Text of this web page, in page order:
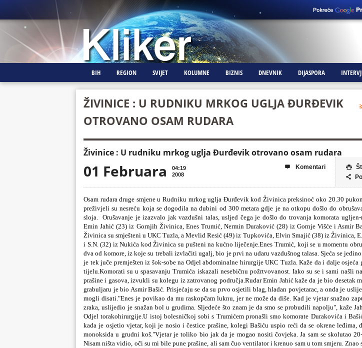
BIH REGION SVIJET KOLUMNE BIZNIS DNEVNIK DIJASPORA
ŽIVINICE : U RUDNIKU MRKOG UGLJA ĐURĐEVIK
OTROVANO OSAM RUDARA
Živinice : U rudniku mrkog uglja Đurđevik otrovano osam rudara
01 Februara
04:19
2008


 Komentari
Osam rudara druge smjene u Rudniku mrkog uglja Đurđevik kod Živinica preksinoć oko 20.30
preživjeli su nesreću koja se dogodila na dubini od 300 metara gdje je na otkopu došlo do
sloja.Orušavanje je izazvalo jak vazdušni talas, usljed čega je došlo do trovanja komorata
Emin Jahić (23) iz Gornjih Živinica, Enes Trumić, Nermin Duraković (28) iz Gornje Višće i Asmir
Živinica su smješteni u UKC Tuzla, a Mevlid Resić (49) iz Tupkovića, Elvin Smajić (38) iz Živinica,
i S.N. (32) iz Nukića kod Živinica su pušteni na kućno liječenje.Enes Trumić, koji se u momentu
dva od komore, iz koje su trebali izvlačiti ugalj, bio je prvi na udaru vazdušnog talasa. Sjeća se
je tek juče premješten iz šok-sobe na Odjel abdominalne hirurgije UKC Tuzla. Kaže da i dalje osjeća
tijelu.Komorati su u spasavanju Trumića iskazali nesebičnu požrtvovanost. Iako su se i sami našli
prašine i gasova, izvukli su kolegu iz zatrovanog područja.Rudar Emin Jahić kaže da je bio desetak
grabuljaru je bio Asmir Bašić. Prisjećaju se da su prvo osjetili blag, hladan povjetarac, a onda je
mogli disati."Enes je povikao da mu raskopčam luknu, jer ne može da diše. Kad je vjetar snažno
zraka, uslijedio je snažan bol u grudima. Sljedeće što znam je da smo se probudili napolju", kaže
Odjel torakohirurgije.U istoj bolesničkoj sobi s Trumićem pronašli smo komorate Durakovića i
kada je osjetio vjetar, koji je nosio ičestice prašine, kolegi Bašiću uspio reći da se okrene leđima,
monoksida u grudni koš."Vjetar je toliko bio jak da je mogao nositi čovjeka. Ja sam se skolutao
Nisam ništa vidio, oči su mi bile pune prašine, ali sam čuo ventilator i krenuo sam u tom smjeru. Znao